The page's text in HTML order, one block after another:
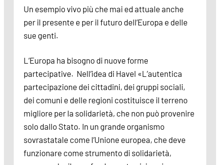
Un esempio vivo più che mai ed attuale anche
per il presente e per il futuro dell’Europa e delle
sue genti.
L’Europa ha bisogno di nuove forme
partecipative. Nell’idea di Havel «L’autentica
partecipazione dei cittadini, dei gruppi sociali,
dei comuni e delle regioni costituisce il terreno
migliore per la solidarietà, che non può provenire
solo dallo Stato. In un grande organismo
sovrastatale come l’Unione europea, che deve
funzionare come strumento di solidarietà,